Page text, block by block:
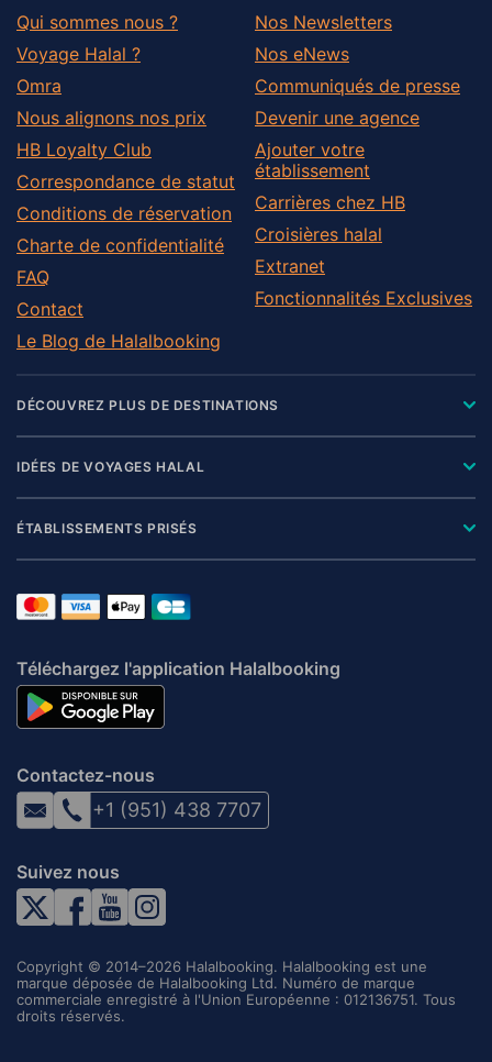
Qui sommes nous ?
Voyage Halal ?
Omra
Nous alignons nos prix
HB Loyalty Club
Correspondance de statut
Conditions de réservation
Charte de confidentialité
FAQ
Contact
Le Blog de Halalbooking
Nos Newsletters
Nos eNews
Communiqués de presse
Devenir une agence
Ajouter votre
établissement
Carrières chez HB
Croisières halal
Extranet
Fonctionnalités Exclusives
DÉCOUVREZ PLUS DE DESTINATIONS
IDÉES DE VOYAGES HALAL
ÉTABLISSEMENTS PRISÉS
Téléchargez l'application Halalbooking
Contactez-nous
+1 (951) 438 7707
Suivez nous
Copyright © 2014–2026 Halalbooking. Halalbooking est une
marque déposée de Halalbooking Ltd. Numéro de marque
commerciale enregistré à l'Union Européenne : 012136751. Tous
droits réservés.